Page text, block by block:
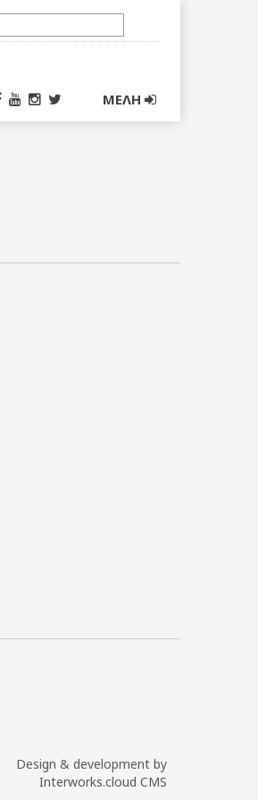
ΜΕΛΗ
Design & development by
Interworks.cloud CMS